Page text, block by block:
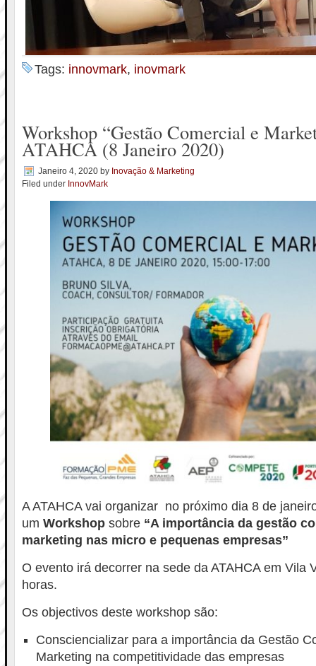
Tags: innovmark, inovmark
Workshop “Gestão Comercial e
ATAHCA (8 Janeiro 2020)
Janeiro 4, 2020 by Inovação & Marketing
Filed under InnovMark
A ATAHCA vai organizar no próximo dia 8 de
um Workshop sobre “A importância da gestão
marketing nas micro e pequenas empresas”
O evento irá decorrer na sede da ATAHCA em Vila
horas.
Os objectivos deste workshop são:
Consciencializar para a importância da Gestão
Marketing na competitividade das empresas